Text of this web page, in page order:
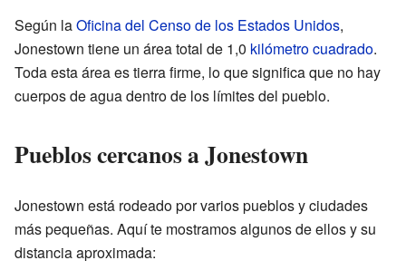
Según laOficina del Censo de los Estados Unidos,
Jonestown tiene un área total de 1,0 kilómetro cuadrado.
Toda esta área es tierra firme, lo que significa que no hay
cuerpos de agua dentro de los límites del pueblo.
Pueblos cercanos a Jonestown
Jonestown está rodeado por varios pueblos y ciudades
más pequeñas. Aquí te mostramos algunos de ellos y su
distancia aproximada: